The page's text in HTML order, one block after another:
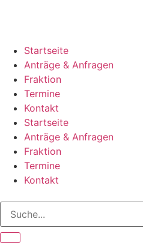
Startseite
Anträge & Anfragen
Fraktion
Termine
Kontakt
Startseite
Anträge & Anfragen
Fraktion
Termine
Kontakt